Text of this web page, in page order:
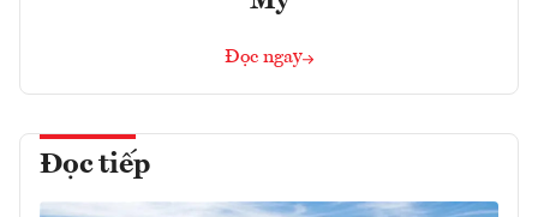
Đọc ngay
Đọc tiếp